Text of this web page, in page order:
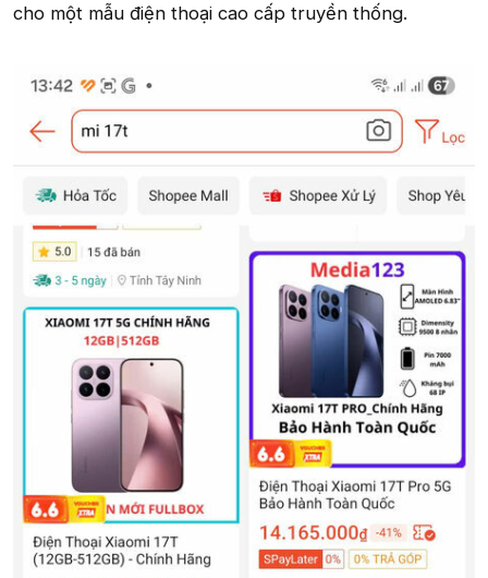
cho một mẫu điện thoại cao cấp truyền thống.